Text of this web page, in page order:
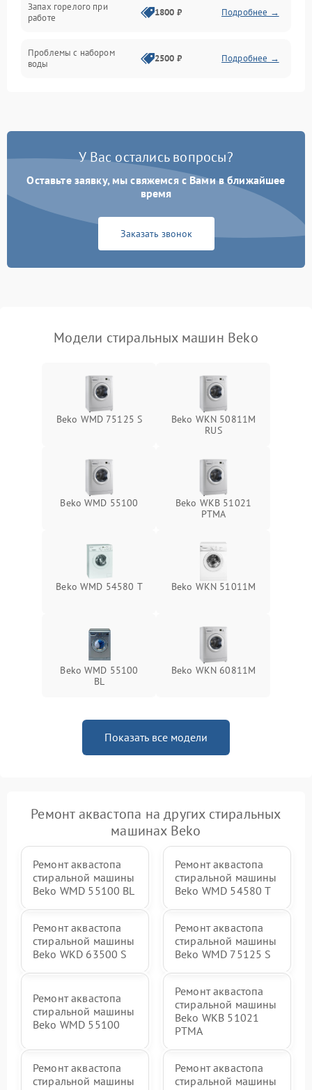
Запах горелого при
работе
1800 ₽ Подробнее →
Проблемы с набором
воды
2500 ₽ Подробнее →
Замена платы управления 2200 ₽ Подробнее →
У Вас остались вопросы?
Оставьте заявку, мы свяжемся с Вами в ближайшее
время
Заказать звонок
Модели стиральных машин Beko
Beko WMD 75125 S
Beko WKN 50811M
RUS
Beko WMD 55100
Beko WKB 51021
PTМА
Beko WMD 54580 T Beko WKN 51011M
Beko WMD 55100
BL
Beko WKN 60811M
Показать все модели
Ремонт аквастопа на других стиральных
машинах Beko
Ремонт аквастопа
стиральной машины
Beko WMD 55100 BL
Ремонт аквастопа
стиральной машины
Beko WMD 54580 T
Ремонт аквастопа
стиральной машины
Beko WKD 63500 S
Ремонт аквастопа
стиральной машины
Beko WMD 75125 S
Ремонт аквастопа
стиральной машины
Beko WMD 55100
Ремонт аквастопа
стиральной машины
Beko WKB 51021
PTМА
Ремонт аквастопа
стиральной машины
Ремонт аквастопа
стиральной машины